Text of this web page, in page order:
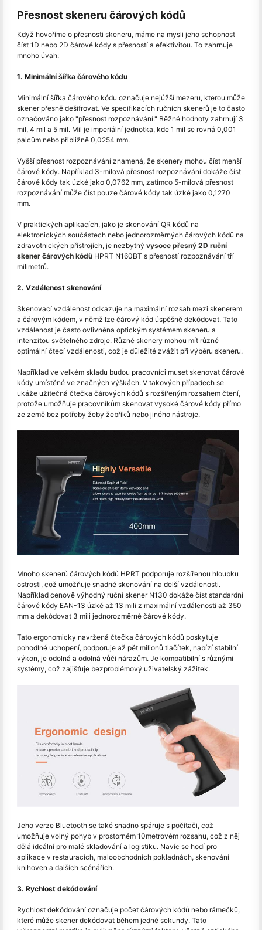
Přesnost skeneru čárových kódů
Když hovoříme o přesnosti skeneru, máme na mysli jeho schopnost
číst 1D nebo 2D čárové kódy s přesností a efektivitou. To zahrnuje
mnoho úvah:
1. Minimální šířka čárového kódu
Minimální šířka čárového kódu označuje nejúžší mezeru, kterou může
skener přesně dešifrovat. Ve specifikacích ručních skenerů je to často
označováno jako "přesnost rozpoznávání." Běžné hodnoty zahrnují 3
mil, 4 mil a 5 mil. Mil je imperiální jednotka, kde 1 mil se rovná 0,001
palcům nebo přibližně 0,0254 mm.
Vyšší přesnost rozpoznávání znamená, že skenery mohou číst menší
čárové kódy. Například 3-milová přesnost rozpoznávání dokáže číst
čárové kódy tak úzké jako 0,0762 mm, zatímco 5-milová přesnost
rozpoznávání může číst pouze čárové kódy tak úzké jako 0,1270
mm.
V praktických aplikacích, jako je skenování QR kódů na
elektronických součástech nebo jednorozměrných čárových kódů na
zdravotnických přístrojích, je nezbytný vysoce přesný 2D ruční
skener čárových kódů HPRT N160BT s přesností rozpoznávání tří
milimetrů.
2. Vzdálenost skenování
Skenovací vzdálenost odkazuje na maximální rozsah mezi skenerem
a čárovým kódem, v němž lze čárový kód úspěšně dekódovat. Tato
vzdálenost je často ovlivněna optickým systémem skeneru a
intenzitou světelného zdroje. Různé skenery mohou mít různé
optimální čtecí vzdálenosti, což je důležité zvážit při výběru skeneru.
Například ve velkém skladu budou pracovníci muset skenovat čárové
kódy umístěné ve značných výškách. V takových případech se
ukáže užitečná čtečka čárových kódů s rozšířeným rozsahem čtení,
protože umožňuje pracovníkům skenovat vysoké čárové kódy přímo
ze země bez potřeby žeby žebříků nebo jiného nástroje.
Mnoho skenerů čárových kódů HPRT podporuje rozšířenou hloubku
ostrosti, což umožňuje snadné skenování na delší vzdálenosti.
Například cenově výhodný ruční skener N130 dokáže číst standardní
čárové kódy EAN-13 úzké až 13 mili z maximální vzdálenosti až 350
mm a dekódovat 3 mili jednorozměrné čárové kódy.
Tato ergonomicky navržená čtečka čárových kódů poskytuje
pohodlné uchopení, podporuje až pět milionů tlačítek, nabízí stabilní
výkon, je odolná a odolná vůči nárazům. Je kompatibilní s různými
systémy, což zajišťuje bezproblémový uživatelský zážitek.
Jeho verze Bluetooth se také snadno spáruje s počítači, což
umožňuje volný pohyb v prostorném 10metrovém rozsahu, což z něj
dělá ideální pro malé skladování a logistiku. Navíc se hodí pro
aplikace v restauracích, maloobchodních pokladnách, skenování
knihoven a dalších scénářích.
3. Rychlost dekódování
Rychlost dekódování označuje počet čárových kódů nebo rámečků,
které může skener dekódovat během jedné sekundy. Tato